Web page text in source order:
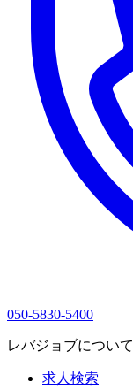
050-5830-5400
レバジョブについて
求人検索